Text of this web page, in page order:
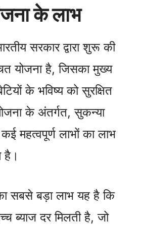
के लाभ
सरकार द्वारा शुरू की
योजना है, जिसका मुख्य
के भविष्य को सुरक्षित
के अंतर्गत, सुकन्या
महत्वपूर्ण लाभों का लाभ
है।
सबसे बड़ा लाभ यह है कि
ब्याज दर मिलती है, जो